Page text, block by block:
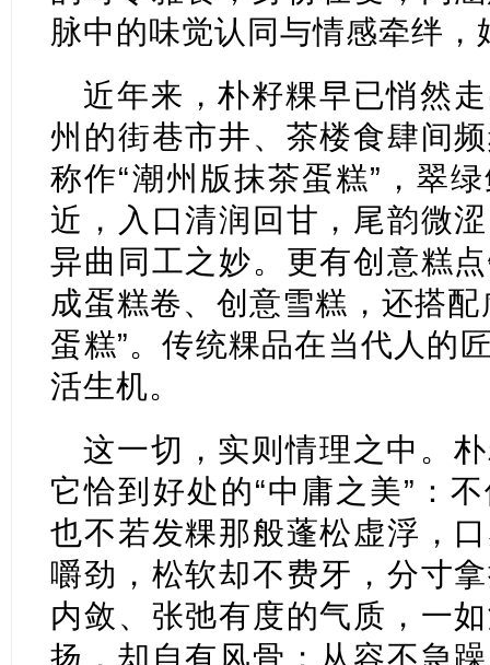
脉中的味觉认同与情感牵绊，
近年来，朴籽粿早已悄然
州的街巷市井、茶楼食肆间
称作“潮州版抹茶蛋糕”，翠
近，入口清润回甘，尾韵微
异曲同工之妙。更有创意糕
成蛋糕卷、创意雪糕，还搭
蛋糕”。传统粿品在当代人的
活生机。
这一切，实则情理之中。
它恰到好处的“中庸之美”：
也不若发粿那般蓬松虚浮，
嚼劲，松软却不费牙，分寸
内敛、张弛有度的气质，一
扬，却自有风骨；从容不急